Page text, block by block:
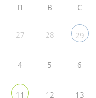
П В С
27 28 29
4 5 6
11 12 13